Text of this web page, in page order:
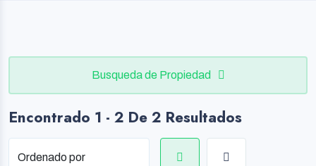
Busqueda de Propiedad
Encontrado 1 - 2 De 2 Resultados